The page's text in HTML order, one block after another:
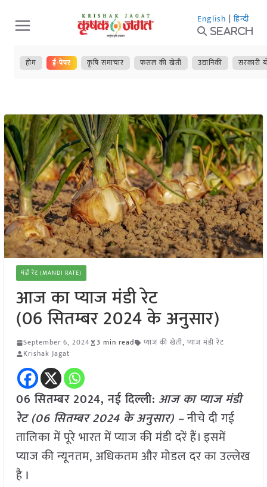
Skip
to
content
English | हिन्दी
Search
होम ई-पेपर कृषि समाचार फसल की खेती उद्यानिकी सरकारी
मंडी रेट (MANDI RATE)
आज का प्याज मंडी रेट
(06 सितम्बर 2024 के अनुसार)
September 6, 2024 3 min read प्याज की खेती, प्याज मंडी रेट
Krishak Jagat
06 सितम्बर 2024, नई दिल्ली: आज का प्याज मंडी
रेट (06 सितम्बर 2024 के अनुसार) –नीचे दी गई
तालिका में पूरे भारत में प्याज की मंडी दरें हैं। इसमें
प्याज की न्यूनतम, अधिकतम और मोडल दर का उल्लेख
है I